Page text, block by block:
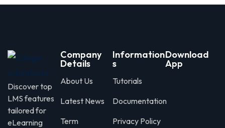
Discover top
LMS features
tailored for
eLearning
Company
Details
About Us
Latest News
Term
Information
s
Tutorials
Documentation
Privacy Policy
Download
App